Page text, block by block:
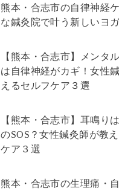
熊本・合志市の自律神経
な鍼灸院で叶う新しいヨ
【熊本・合志市】メンタ
は自律神経がカギ！女性
えるセルフケア３選
【熊本・合志市】耳鳴り
のSOS？女性鍼灸師が教
ケア３選
熊本・合志市の生理痛・